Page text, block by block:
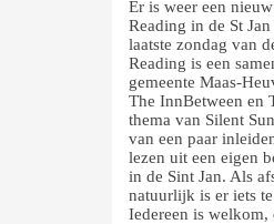
Er is weer een
Reading in de St
laatste zondag van
Reading is een
gemeente Maas-
The InnBetween en
thema van Silent
van een paar
lezen uit een eigen
in de Sint Jan. Als
natuurlijk is er iets
Iedereen is